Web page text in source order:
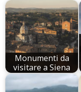
Monumenti da
visitare a Siena